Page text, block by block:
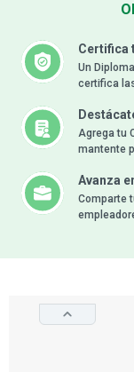
Certifica
Un
certifica
Agrega tu
mantente
Avanza
Comparte